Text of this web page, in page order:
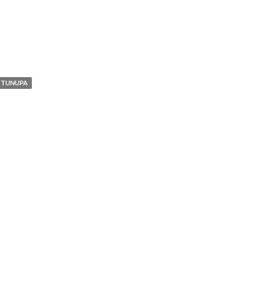
TUNUPA